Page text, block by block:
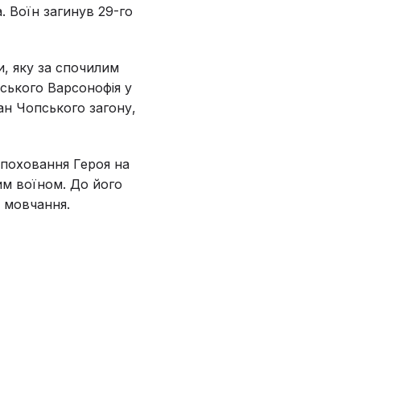
загинув 29-го
яку за спочилим
Варсонофія у
Чопського загону,
Героя на
воїном. До його
мовчання.